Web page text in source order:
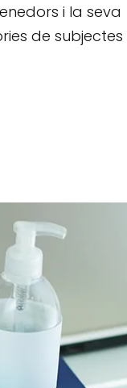
i la seva
de subjectes